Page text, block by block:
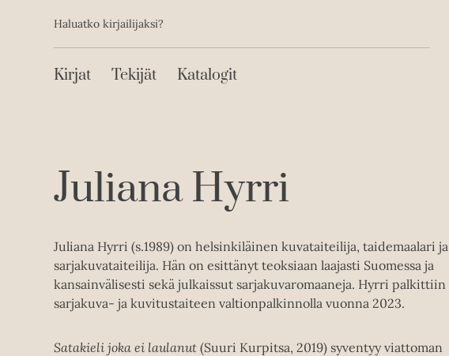
sisältöönToissijainen
Haluatko kirjailijaksi?
Päävalikko
Kirjat Tekijät Katalogit
Juliana Hyrri
Juliana Hyrri (s.1989) on helsinkiläinen kuvataiteilija, taidemaalari ja
sarjakuvataiteilija. Hän on esittänyt teoksiaan laajasti Suomessa ja
kansainvälisesti sekä julkaissut sarjakuvaromaaneja. Hyrri palkittiin
sarjakuva- ja kuvitustaiteen valtionpalkinnolla vuonna 2023.
Satakieli joka ei laulanut (Suuri Kurpitsa, 2019) syventyy viattoman